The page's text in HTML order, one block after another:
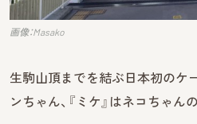
画像：Masako
生駒山頂までを結ぶ日本初のケ
ンちゃん、『ミケ』はネコちゃん